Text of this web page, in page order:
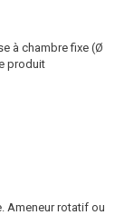
à chambre fixe (Ø
produit
Ameneur rotatif ou